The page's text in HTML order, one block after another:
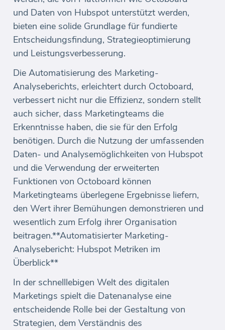
und Daten von Hubspot unterstützt werden,
bieten eine solide Grundlage für fundierte
Entscheidungsfindung, Strategieoptimierung
und Leistungsverbesserung.
Die Automatisierung des Marketing-
Analyseberichts, erleichtert durch Octoboard,
verbessert nicht nur die Effizienz, sondern stellt
auch sicher, dass Marketingteams die
Erkenntnisse haben, die sie für den Erfolg
benötigen. Durch die Nutzung der umfassenden
Daten- und Analysemöglichkeiten von Hubspot
und die Verwendung der erweiterten
Funktionen von Octoboard können
Marketingteams überlegene Ergebnisse liefern,
den Wert ihrer Bemühungen demonstrieren und
wesentlich zum Erfolg ihrer Organisation
beitragen.**Automatisierter Marketing-
Analysebericht: Hubspot Metriken im
Überblick**
In der schnelllebigen Welt des digitalen
Marketings spielt die Datenanalyse eine
entscheidende Rolle bei der Gestaltung von
Strategien, dem Verständnis des